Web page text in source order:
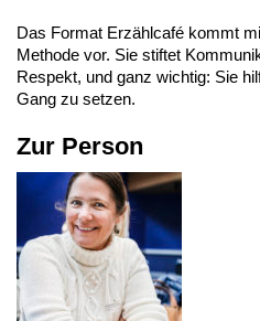
Das Format Erzählcafé kommt
Methode vor. Sie stiftet
Respekt, und ganz wichtig: Sie
Gang zu setzen.
Zur Person